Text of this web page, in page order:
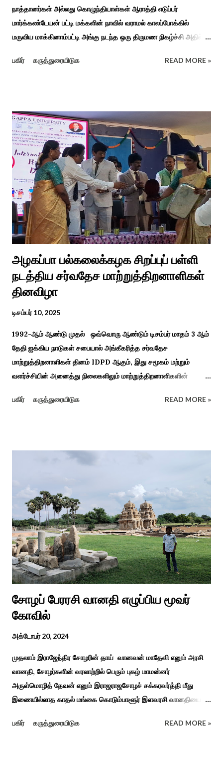
நாத்தானர்கள் அல்லது கொழுந்தியாள்கள் ஆராத்தி எடுப்பர்
மார்க்கண்டேயன் பட்டி மக்களின் நாவில் வராமல் காலப்போக்கில்
மருவிய மாக்கினாம்பட்டி அங்கு நடந்த ஒரு திருமண நிகழ்ச்சி அதில்
ஆராத்தியெடுத்த கொழுந்தியாள்கள் பாடிய ஆராத்தி பாட்டு ஒன்று 30
வைரலாகிகி யது. தமிழகத்தில் ஒவ்வொரு குடும்பத்திற்கும் திருமணப்
பழக்க வழக்கங்கள் ஜாதிய சமூக ரீதியாக வேறுபடும். அந்த வகையில்,
ஆராத்தி எடுக்கும் முறையும் சற்று வேறுபடுடன் தான் இருக்கும்.அப்படி
திருமணம் ஒன்றில் கொழுந்தியாள்கள் மூன்று பேர் இணைந்து
மாப்பிள்ளைக்கு ஆராத்தி எடுத்துள்ளனர். அப்போது மாப்பிள்ளையைக்
கேலியாக நகைச்சுவை உணர்வு பொங்க பாடிய வரிகளை வைத்து
அவர்கள் பாடிய பாடல் இணையதளத்தில் வைரலாகிறது.“மாடு மேய்த்த
மச்சான்” என...
பகிர் கருத்துரையிடுக READ MORE »
அழகப்பா பல்கலைக்கழக சிறப்புப் பள்ளி
நடத்திய சர்வதேச மாற்றுத்திறனாளிகள்
தினவிழா
டிசம்பர் 10, 2025
1992-ஆம் ஆண்டு முதல் ஒவ்வொரு ஆண்டும் டிசம்பர் மாதம் 3 ஆம்
தேதி ஐக்கிய நாடுகள் சபையால் அங்கீகரித்த சர்வதேச
மாற்றுத்திறனாளிகள் தினம் IDPD ஆகும், இது சமூகம் மற்றும்
வளர்ச்சியின் அனைத்து நிலைகளிலும் மாற்றுத்திறனாளிகளின்
நோக்கமாகக் கொண்டது. சமூகத்தில் மாற்றுத்திறனாளிகளின்
நிகழ்ச்சிகள், கருத்தரங்குகள் மற்றும் உதவிகள் வழங்கும் விழாக்கள்
பல்கலைக்கழகத்தின் சிறப்புக் கல்வி மற்றும் மறுவாழ்வு அறிவியல்
துறை, மற்றும் டாக்டர் அழகப்பா கல்வி அறிவியல் நிறுவனம் , மற்றும்
காரைக்குடி ஹெரிடேஜ் ரோட்டரி கிளப், மற்றும் மாற்றுத்
திறனாளிகளுக்கான மல்டிமோடல் மெட்டீரியல் உற்பத்திக்கான மையம்,
மற்றும் ஐடி மற்றும் ஆட்டிசத்திற்கான அழகப்பா பல்கலைக்கழக
சிறப்புப் பள்ளி சார்பில் இந்த ஆணடு விழா சர்வதேச மாற்று...
பகிர் கருத்துரையிடுக READ MORE »
சோழப் பேரரசி வானதி எழுப்பிய மூவர்
கோவில்
அக்டோபர் 20, 2024
முதலாம் இராஜேந்திர சோழரின் தாய் வானவன் மாதேவி எனும் அரசி
வானதி, சோழர்களின் வரலாற்றில் பெரும் புகழ் மாமன்னர்
அருள்மொழித் தேவன் எனும் இராஜராஜசோழச் சக்கரவர்த்தி மீது
இணையில்லாத காதல் மங்கை கொடும்பாளூர் இளவரசி வானதியை
கடற்படையின் பரப்பை இலங்கை வரை சென்று வென்று வந்த
பகிர் கருத்துரையிடுக READ MORE »